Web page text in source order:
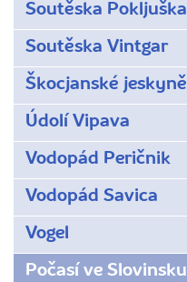
Soutěska Pokljuška
Soutěska Vintgar
Škocjanské jeskyně
Údolí Vipava
Vodopád Peričnik
Vodopád Savica
Vogel
Počasí ve Slovinsku